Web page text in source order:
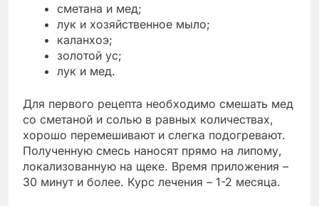
сметана и мед;
лук и хозяйственное мыло;
каланхоэ;
золотой ус;
лук и мед.
Для первого рецепта необходимо смешать мед
со сметаной и солью в равных количествах,
хорошо перемешивают и слегка подогревают.
Полученную смесь наносят прямо на липому,
локализованную на щеке. Время приложения –
30 минут и более. Курс лечения – 1-2 месяца.